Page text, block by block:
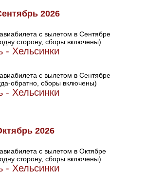
2026
с вылетом в Сентябре
сторону, сборы включены)
- Хельсинки
с вылетом в Сентябре
обратно, сборы включены)
- Хельсинки
2026
с вылетом в Октябре
сторону, сборы включены)
- Хельсинки